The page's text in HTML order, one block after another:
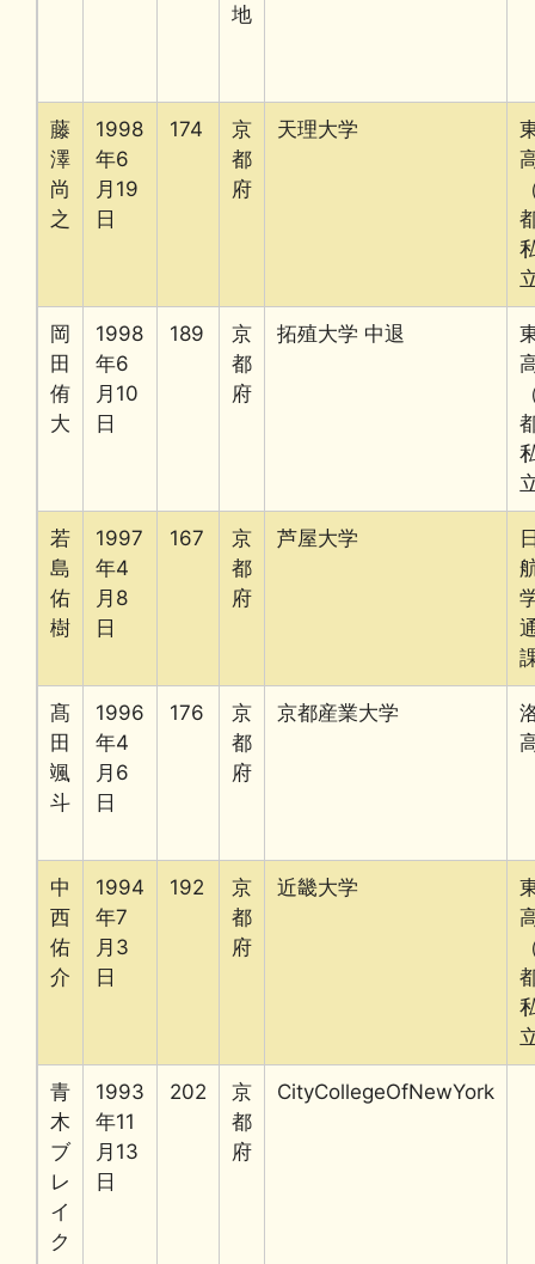
地
藤
澤
尚
之
1998
年6
月19
日
174
京
都
府
天理大学
岡
田
侑
大
1998
年6
月10
日
189
京
都
府
拓殖大学 中退
若
島
佑
樹
1997
年4
月8
日
167
京
都
府
芦屋大学
髙
田
颯
斗
1996
年4
月6
日
176
京
都
府
京都産業大学
中
西
佑
介
1994
年7
月3
日
192
京
都
府
近畿大学
青
木
ブ
レ
イ
ク
1993
年11
月13
日
202
京
都
府
CityCollegeOfNewYork